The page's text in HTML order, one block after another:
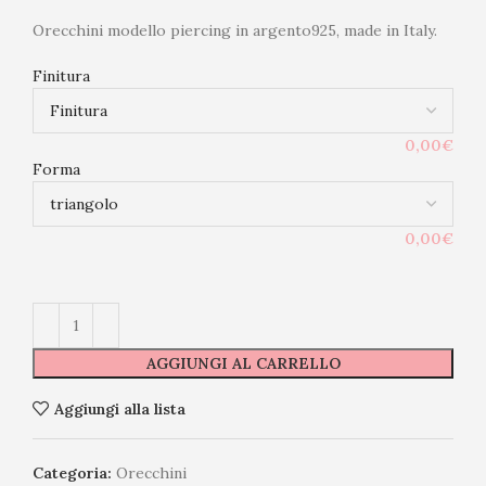
Orecchini modello piercing in argento925, made in Italy.
Finitura
0,00€
Forma
0,00€
AGGIUNGI AL CARRELLO
Aggiungi alla lista
Categoria: Orecchini